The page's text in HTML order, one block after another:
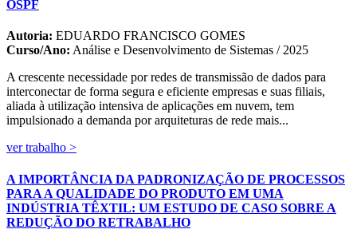
OSPF
Autoria: EDUARDO FRANCISCO GOMES
Curso/Ano: Análise e Desenvolvimento de Sistemas / 2025
A crescente necessidade por redes de transmissão de dados para
interconectar de forma segura e eficiente empresas e suas filiais,
aliada à utilização intensiva de aplicações em nuvem, tem
impulsionado a demanda por arquiteturas de rede mais...
ver trabalho >
A IMPORTÂNCIA DA PADRONIZAÇÃO DE PROCESSOS
PARA A QUALIDADE DO PRODUTO EM UMA
INDÚSTRIA TÊXTIL: UM ESTUDO DE CASO SOBRE A
REDUÇÃO DO RETRABALHO